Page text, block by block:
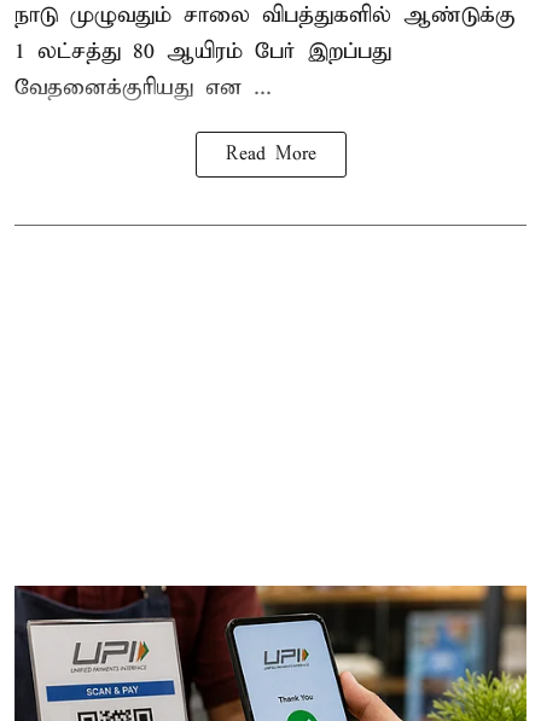
நாடு முழுவதும் சாலை விபத்துகளில் ஆண்டுக்கு
1 லட்சத்து 80 ஆயிரம் பேர் இறப்பது
வேதனைக்குரியது என ...
Read More